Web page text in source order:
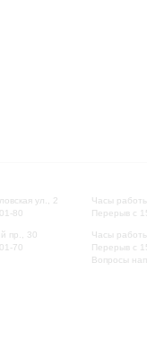
ул., 2
80
пр., 30
70
Часы
Перерыв с
Часы
Перерыв с
Вопросы